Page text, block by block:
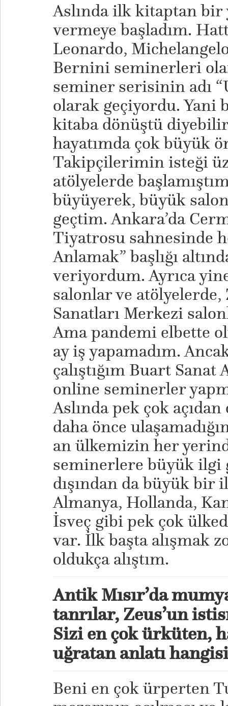
Aslında ilk kitaptan bir
vermeye başladım.
Leonardo,
Bernini seminerleri
seminer serisinin adı
olarak geçiyordu. Yani
kitaba dönüştü
hayatımda çok büyük
Takipçilerimin isteği
atölyelerde
büyüyerek, büyük
geçtim. Ankara’da
Tiyatrosu sahnesinde
Anlamak” başlığı
veriyordum. Ayrıca
salonlar ve
Sanatları Merkezi
Ama pandemi elbette
ay iş yapamadım.
çalıştığım Buart
online seminerler
Aslında pek çok
daha önce
an ülkemizin her
seminerlere büyük ilgi
dışından da büyük bir
Almanya, Hollanda,
İsveç gibi pek çok
var. İlk başta alışmak
oldukça alıştım.
Antik Mısır’da
tanrılar, Zeus’un
Sizi en çok ürküten,
uğratan anlatı
Beni en çok ürperten